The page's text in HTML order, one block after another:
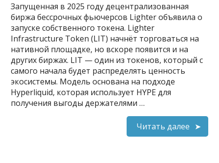
Запущенная в 2025 году децентрализованная
биржа бессрочных фьючерсов Lighter объявила о
запуске собственного токена. Lighter
Infrastructure Token (LIT) начнёт торговаться на
нативной площадке, но вскоре появится и на
других биржах. LIT — один из токенов, который с
самого начала будет распределять ценность
экосистемы. Модель основана на подходе
Hyperliquid, которая использует HYPE для
получения выгоды держателями …
Читать далее